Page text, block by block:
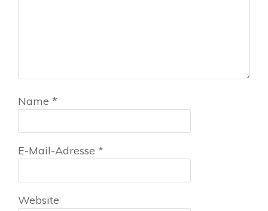
Name *
E-Mail-Adresse *
Website